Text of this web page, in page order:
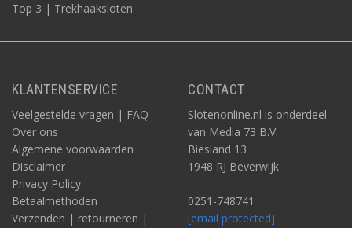
Top 3 | Trekhaaksloten
KLANTENSERVICE
Veelgestelde vragen | FAQ
Over ons
Algemene voorwaarden
Disclaimer
Privacy Policy
Betaalmethoden
Verzenden | retourneren |
CONTACT
Slotenonline.nl is onderdeel
van Media 73 B.V.
Biesland 13
1948 RJ Beverwijk
0251-748741
[email protected]